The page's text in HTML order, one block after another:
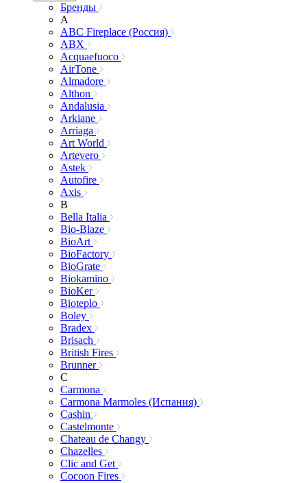
Бренды
A
ABC Fireplace (Россия)
ABX
Acquaefuoco
AirTone
Almadore
Althon
Andalusia
Arkiane
Arriaga
Art World
Artevero
Astek
Autofire
Axis
B
Bella Italia
Bio-Blaze
BioArt
BioFactory
BioGrate
Biokamino
BioKer
Bioteplo
Boley
Bradex
Brisach
British Fires
Brunner
C
Carmona
Carmona Marmoles (Испания)
Cashin
Castelmonte
Chateau de Changy
Chazelles
Clic and Get
Cocoon Fires